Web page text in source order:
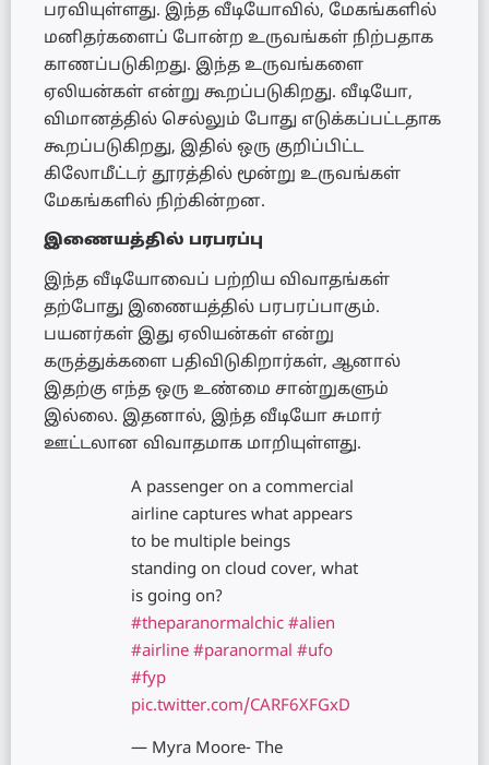
பரவியுள்ளது. இந்த வீடியோவில், மேகங்களில்
மனிதர்களைப் போன்ற உருவங்கள் நிற்பதாக
காணப்படுகிறது. இந்த உருவங்களை
ஏலியன்கள் என்று கூறப்படுகிறது. வீடியோ,
விமானத்தில் செல்லும் போது எடுக்கப்பட்டதாக
கூறப்படுகிறது, இதில் ஒரு குறிப்பிட்ட
கிலோமீட்டர் தூரத்தில் மூன்று உருவங்கள்
மேகங்களில் நிற்கின்றன.
இணையத்தில் பரபரப்பு
இந்த வீடியோவைப் பற்றிய விவாதங்கள்
தற்போது இணையத்தில் பரபரப்பாகும்.
பயனர்கள் இது ஏலியன்கள் என்று
கருத்துக்களை பதிவிடுகிறார்கள், ஆனால்
இதற்கு எந்த ஒரு உண்மை சான்றுகளும்
இல்லை. இதனால், இந்த வீடியோ சுமார்
ஊட்டலான விவாதமாக மாறியுள்ளது.
A passenger on a commercial
airline captures what appears
to be multiple beings
standing on cloud cover, what
is going on?
#theparanormalchic #alien
#airline #paranormal #ufo
#fyp
pic.twitter.com/CARF6XFGxD
— Myra Moore- The